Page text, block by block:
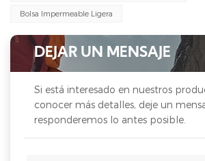
Bolsa Impermeable Ligera
DEJAR UN MENSAJE
Si está interesado en nuestros
conocer más detalles, deje un
responderemos lo antes posible.